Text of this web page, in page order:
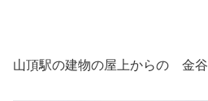
山頂駅の建物の屋上からの 金谷